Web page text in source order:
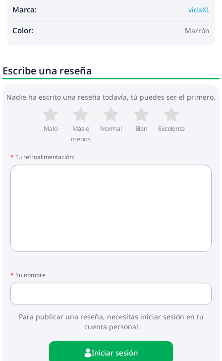
Marca: vidaXL
Color: Marrón
Escribe una reseña
Nadie ha escrito una reseña todavía, tú puedes ser el primero.
Malo
Más o
menos
Normal Bien Excelente
Tu retroalimentación:
Su nombre
Para publicar una reseña, necesitas iniciar sesión en tu
cuenta personal
Iniciar sesión